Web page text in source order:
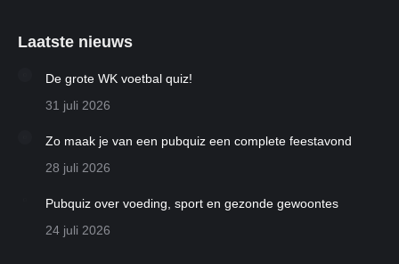
Laatste nieuws
De grote WK voetbal quiz!
31 juli 2026
Zo maak je van een pubquiz een complete feestavond
28 juli 2026
Pubquiz over voeding, sport en gezonde gewoontes
24 juli 2026